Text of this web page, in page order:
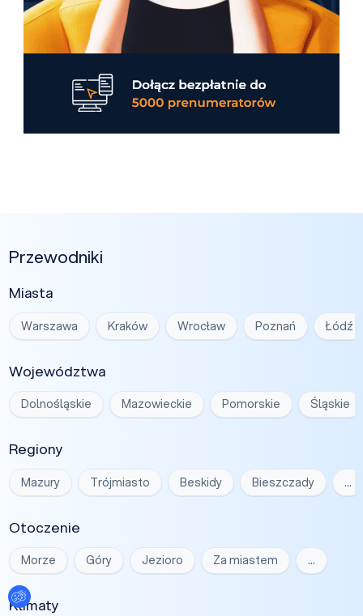
Przewodniki
Miasta
Warszawa Kraków Wrocław Poznań Łódź
Województwa
Dolnośląskie Mazowieckie Pomorskie Śląskie
Regiony
Mazury Trójmiasto Beskidy Bieszczady …
Otoczenie
Morze Góry Jezioro Za miastem …
Klimaty
Ustawienia plików cookies